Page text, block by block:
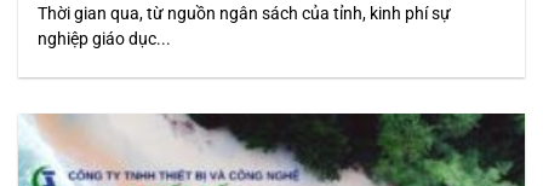
Thời gian qua, từ nguồn ngân sách của tỉnh, kinh phí sự
nghiệp giáo dục...